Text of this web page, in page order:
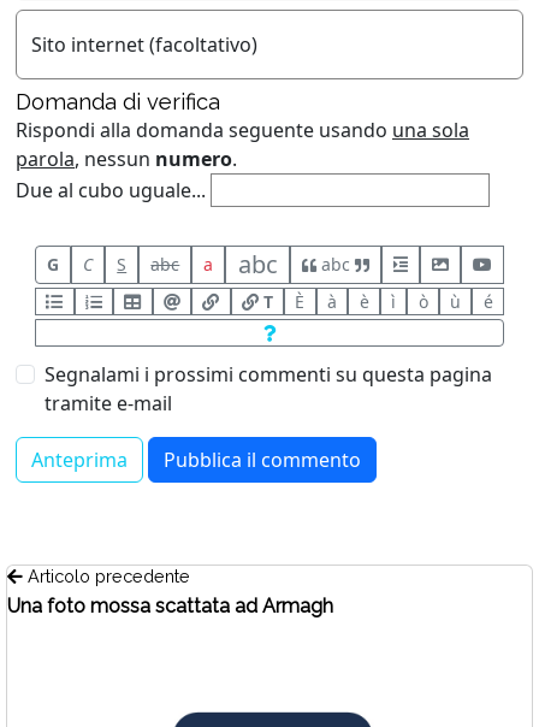
Sito internet (facoltativo)
Domanda di verifica
Rispondi alla domanda seguente usando una sola
parola, nessun numero.
Due al cubo uguale...
G C S abc a abc
abc
T
È à è ì ò ù é
Segnalami i prossimi commenti su questa pagina
tramite e-mail
Articolo precedente
Una foto mossa scattata ad Armagh